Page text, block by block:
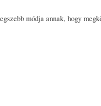
módja annak, hogy